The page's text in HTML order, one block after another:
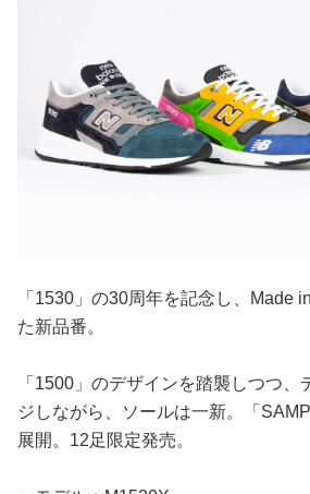
「1530」の30周年を記念し、Made
た新品番。
「1500」のデザインを踏襲しつつ、
ジしながら、ソールは一新。「
展開。12足限定発売。